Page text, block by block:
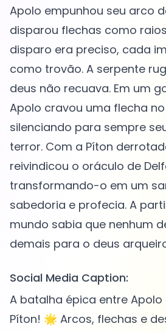
Apolo empunhou seu arco
disparou flechas como
disparo era preciso, cada
como trovão. A serpente
deus não recuava. Em um
Apolo cravou uma flecha
silenciando para sempre
terror. Com a Píton
reivindicou o oráculo de
transformando-o em um
sabedoria e profecia. A
mundo sabia que nenhum
Social Media Caption:
A batalha épica entre
Píton! 🌟 Arcos, flechas e